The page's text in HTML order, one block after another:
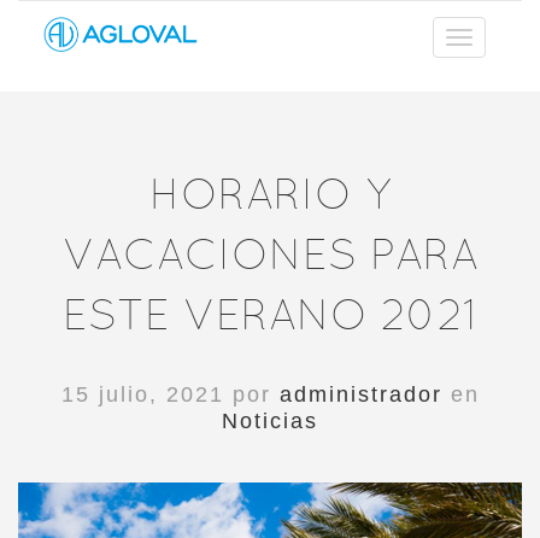
HORARIO Y
VACACIONES PARA
ESTE VERANO 2021
15 julio, 2021 por administrador en
Noticias